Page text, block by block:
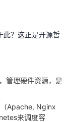
此？这正是开源哲
管理硬件资源，是
（Apache, Nginx
来调度容